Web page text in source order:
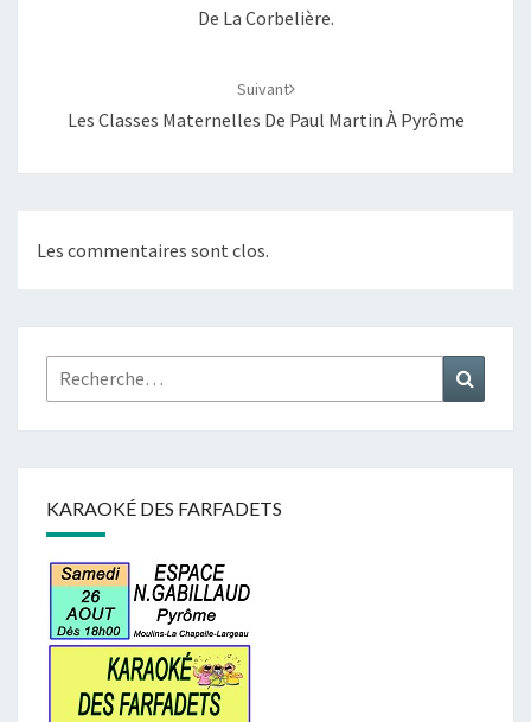
De La Corbelière.
Suivant
Les Classes Maternelles De Paul Martin À Pyrôme
Les commentaires sont clos.
Rechercher :
KARAOKÉ DES FARFADETS